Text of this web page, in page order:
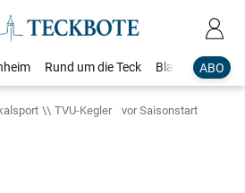
ABO
Rund um die Teck Blaulicht
TVU-Kegler vor Saisonstart